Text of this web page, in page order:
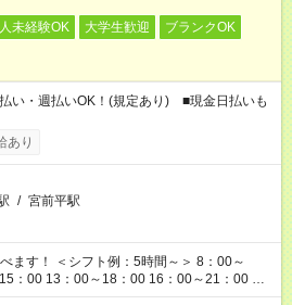
未経験OK 大学生歓迎
ブランクOK
い・週払いOK！(規定あり) ■現金日払いも
あり
/ 宮前平駅
ます！ ＜シフト例：5時間～＞ 8：00～
：00 13：00～18：00 16：00～21：00 ＜
＞ ・10：00～19：00 ・13：00～22：00 ・